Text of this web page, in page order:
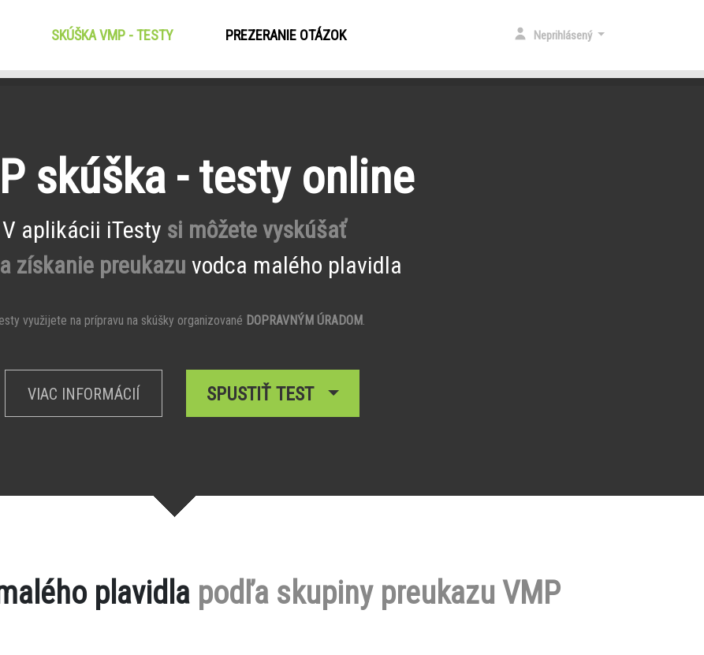
SKÚŠKA VMP - TESTY(CURRENT)PREZERANIE OTÁZOK Neprihlásený
skúška - testy online
V aplikácii iTesty si môžete vyskúšať
získanie preukazu vodca malého plavidla
využijete na prípravu na skúšky organizované DOPRAVNÝM ÚRADOM.
VIAC INFORMÁCIÍ SPUSTIŤ TEST
plavidla podľa skupiny preukazu VMP